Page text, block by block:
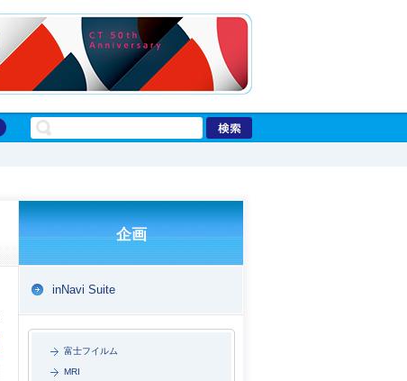
企画
inNavi Suite
富士フイルム
MRI